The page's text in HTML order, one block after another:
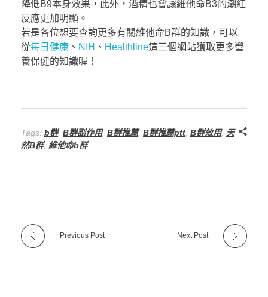
降低B9本身效果，此外，酒精也會讓維他命B3的潮紅
反應更加明顯。
若是各位想要查詢更多有關維他命B群的知識，可以
從每日健康 、 NIH 、 Healthline這三個網站獲取更多營
養保健的知識喔！
Tags: b群, B群副作用, B群推薦, B群推薦ptt B群效用, 天
然B群, 維他命b群
Previous Post Next Post